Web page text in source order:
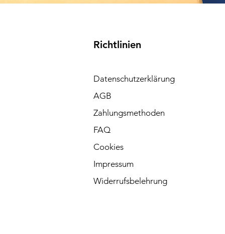
Richtlinien
Datenschutzerklärung
AGB
Zahlungsmethoden
FAQ
Cookies
Impressum
Widerrufsbelehrung